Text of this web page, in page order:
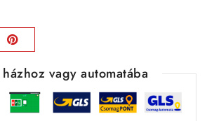
vagy automatába